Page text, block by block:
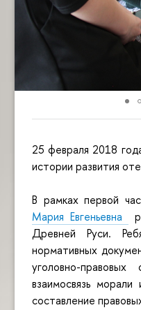
25 февраля 2018
истории развития
В рамках первой
Мария Евгеньевна
Древней Руси.
нормативных
уголовно-
взаимосвязь
составление